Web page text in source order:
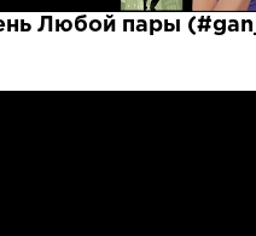
Любой пары